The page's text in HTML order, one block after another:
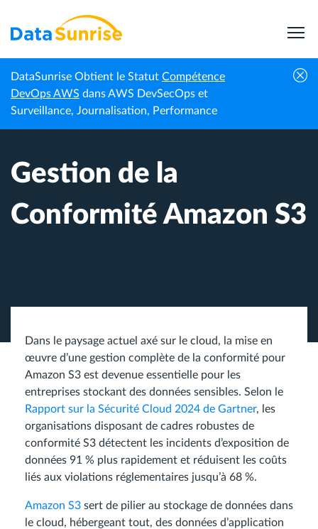
DataSunrise Obtient le Statut Compétence
DevOps AWS dans AWS DevSecOps et
Surveillance, Journalisation, Performance
Accueil Centre de connaissances Gestion de la Conformité Amazon S3
Gestion de la
Conformité Amazon S3
Dans le paysage actuel axé sur le cloud, la mise en
œuvre d’une gestion complète de la conformité pour
Amazon S3 est devenue essentielle pour les
entreprises stockant des données sensibles. Selon le
Rapport sur la Sécurité Cloud 2024 de Gartner, les
organisations disposant de cadres robustes de
conformité S3 détectent les incidents d’exposition de
données 91 % plus rapidement et réduisent les coûts
liés aux violations réglementaires jusqu’à 68 %.
Amazon S3 sert de pilier au stockage de données dans
le cloud, hébergeant tout, des données d’application